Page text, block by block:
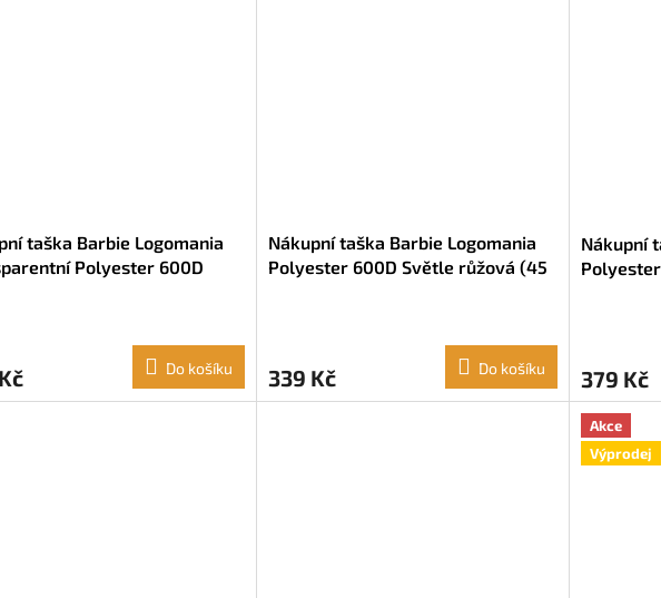
taška Barbie Logomania
Polyester 600D
Do košíku
Nákupní taška Barbie Logomania
Polyester 600D Světle růžová (45
339 Kč Do košíku
Nákupní
379 Kč
Akce
Výprodej